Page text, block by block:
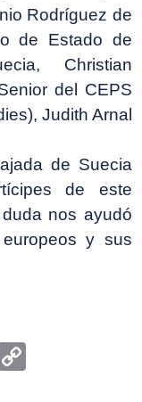
Rodríguez de
de Estado de
Christian
del CEPS
Judith Arnal
de Suecia
de este
nos ayudó
y sus
m